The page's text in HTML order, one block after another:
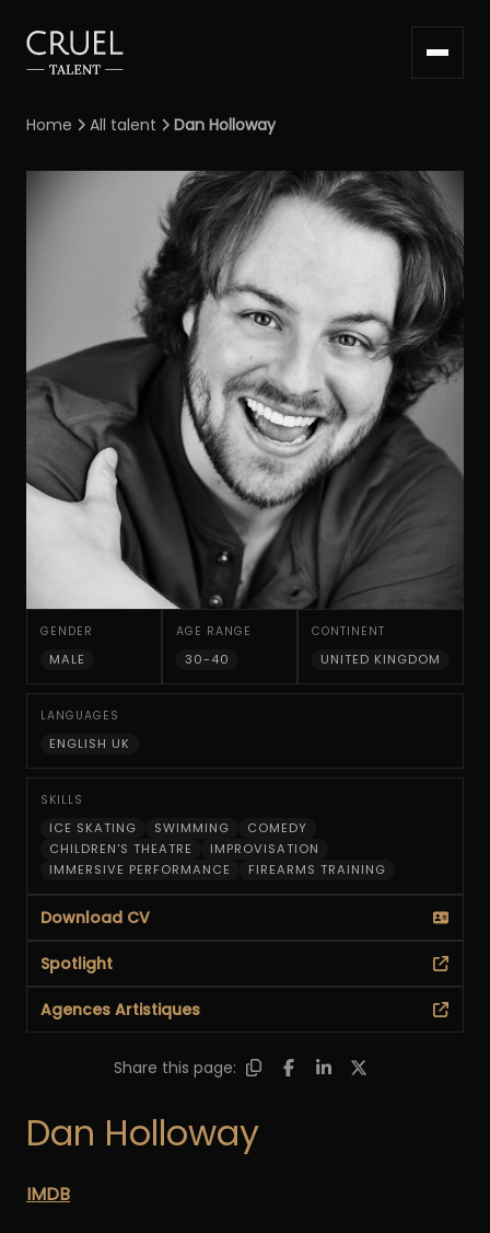
Home All talent Dan Holloway
Slide 3 of 6.
GENDER
MALE
AGE RANGE
30-40
CONTINENT
UNITED KINGDOM
LANGUAGES
ENGLISH UK
SKILLS
ICE SKATING SWIMMING
COMEDY
CHILDREN'S THEATRE
IMPROVISATION
IMMERSIVE PERFORMANCE
FIREARMS TRAINING
Download CV
Spotlight
Agences Artistiques
Share this page:
Dan Holloway
IMDB